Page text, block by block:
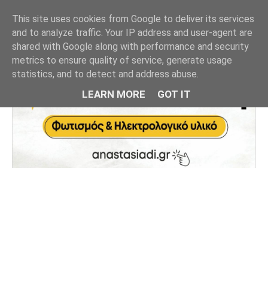
This site uses cookies from Google to deliver its services
and to analyze traffic. Your IP address and user-agent are
shared with Google along with performance and security
metrics to ensure quality of service, generate usage
statistics, and to detect and address abuse.
LEARN MORE GOT IT